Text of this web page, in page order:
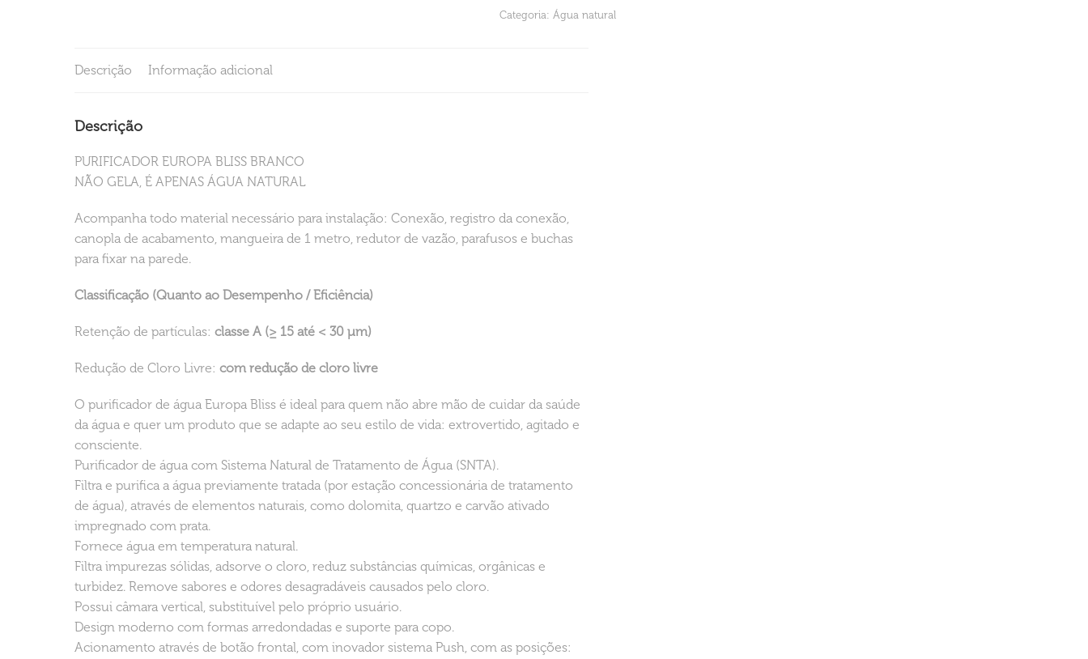
Categoria: Água natural
Descrição Informação adicional
Descrição
PURIFICADOR EUROPA BLISS BRANCO
NÃO GELA, É APENAS ÁGUA NATURAL
Acompanha todo material necessário para instalação: Conexão, registro da conexão,
canopla de acabamento, mangueira de 1 metro, redutor de vazão, parafusos e buchas
para fixar na parede.
Classificação (Quanto ao Desempenho / Eficiência)
Retenção de partículas: classe A (≥ 15 até < 30 μm)
Redução de Cloro Livre: com redução de cloro livre
O purificador de água Europa Bliss é ideal para quem não abre mão de cuidar da saúde
da água e quer um produto que se adapte ao seu estilo de vida: extrovertido, agitado e
consciente.
Purificador de água com Sistema Natural de Tratamento de Água (SNTA).
Filtra e purifica a água previamente tratada (por estação concessionária de tratamento
de água), através de elementos naturais, como dolomita, quartzo e carvão ativado
impregnado com prata.
Fornece água em temperatura natural.
Filtra impurezas sólidas, adsorve o cloro, reduz substâncias químicas, orgânicas e
turbidez. Remove sabores e odores desagradáveis causados pelo cloro.
Possui câmara vertical, substituível pelo próprio usuário.
Design moderno com formas arredondadas e suporte para copo.
Acionamento através de botão frontal, com inovador sistema Push, com as posições: